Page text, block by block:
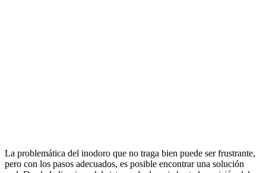
La problemática del inodoro que no traga bien puede ser frustrante,
pero con los pasos adecuados, es posible encontrar una solución